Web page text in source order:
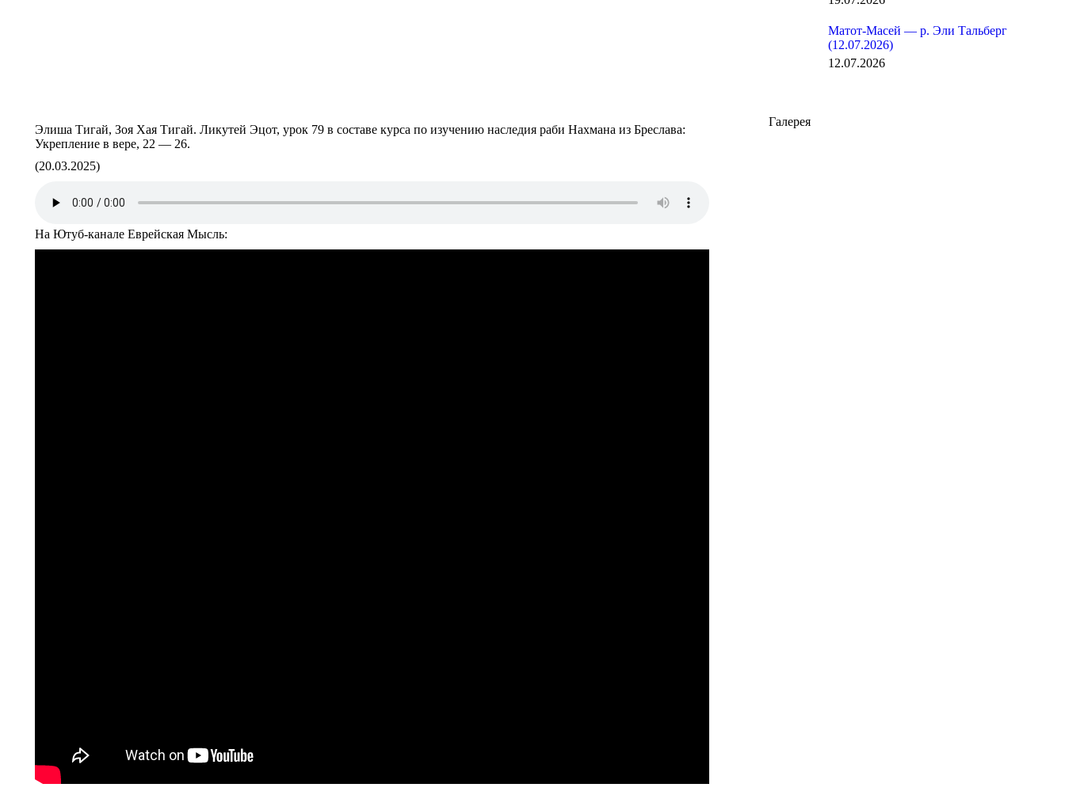
Элиша Тигай, Зоя Хая Тигай. Ликутей Эцот, урок 79 в составе курса по изучению наследия раби Нахмана из Бреслава:
Укрепление в вере, 22 — 26.
(20.03.2025)
На Ютуб-канале Еврейская Мысль:
Матот-Масей — р. Эли Тальберг
(12.07.2026)
12.07.2026
Галерея